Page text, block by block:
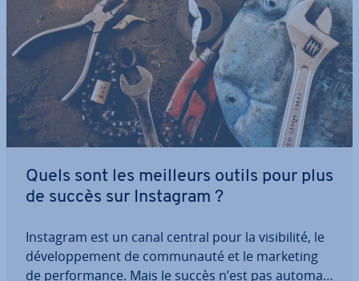
Quels sont les meilleurs outils pour plus
de succès sur Instagram ?
Instagram est un canal central pour la vi­si­bi­lité, le
dé­ve­lop­pe­ment de com­mu­nauté et le marketing
de per­for­mance. Mais le succès n’est pas au­to­ma­